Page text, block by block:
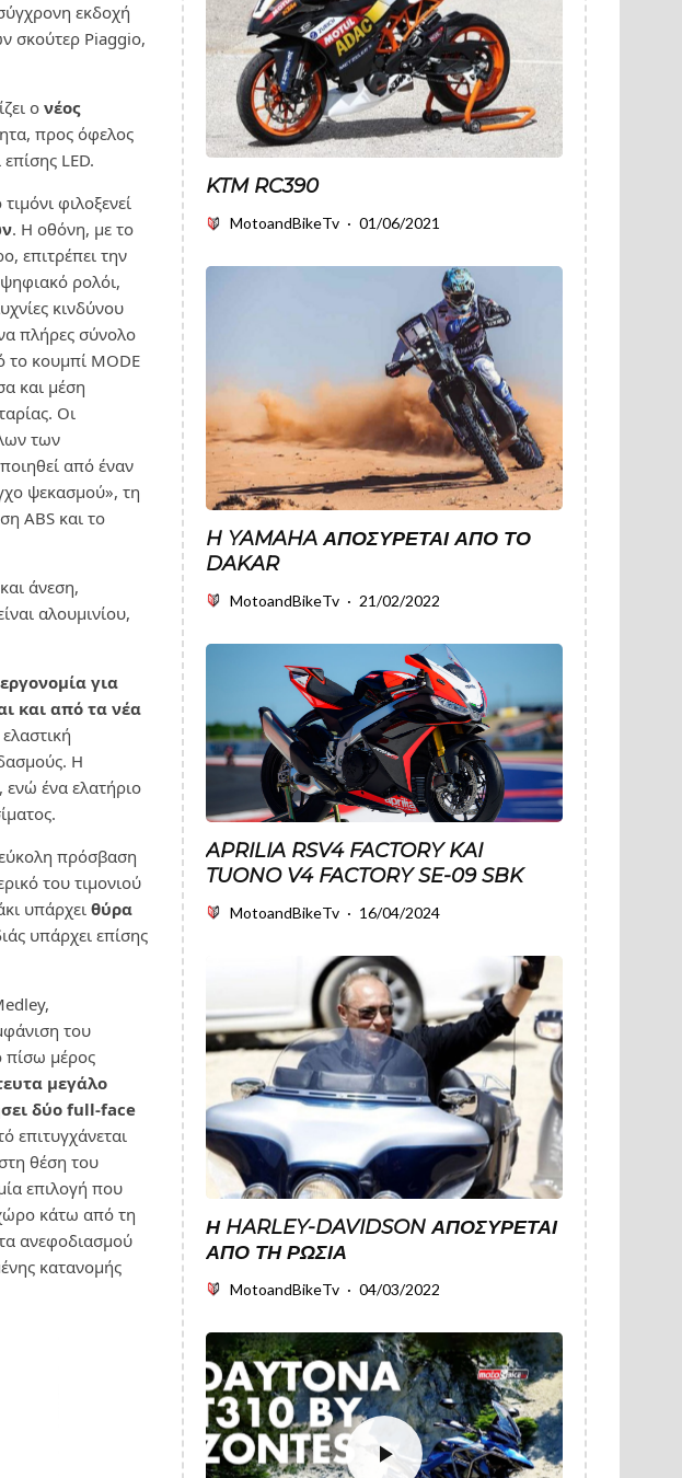
εκδοχή
σκούτερ Piaggio,
ονέος
προς όφελος
LED.
φιλοξενεί
. Η οθόνη, με το
επιτρέπει την
ρολόι,
κινδύνου
πλήρες σύνολο
το κουμπί MODE
και μέση
Οι
των
από έναν
ψεκασμού», τη
ABS και το
άνεση,
αλουμινίου,
για
και από τα νέα
Η
, ενώ ένα ελατήριο
πρόσβαση
του τιμονιού
υπάρχει θύρα
υπάρχει επίσης
του
πίσω μέρος
μεγάλο
δύο full-face
επιτυγχάνεται
θέση του
επιλογή που
κάτω από τη
ανεφοδιασμού
κατανομής
KTM RC390
MotoandBikeTv · 01/06/2021
H YAMAHA ΑΠΟΣΎΡΕΤΑΙ ΑΠΌ ΤΟ
DAKAR
MotoandBikeTv · 21/02/2022
APRILIA RSV4 FACTORY KAI
TUONO V4 FACTORY SE-09 SBK
MotoandBikeTv · 16/04/2024
Η HARLEY-DAVIDSON ΑΠΟΣΎΡΕΤΑΙ
ΑΠΌ ΤΗ ΡΩΣΊΑ
MotoandBikeTv · 04/03/2022